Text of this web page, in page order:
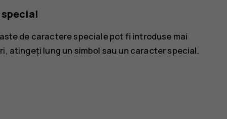
de caractere speciale pot fi introduse mai
atingeți lung un simbol sau un caracter special.